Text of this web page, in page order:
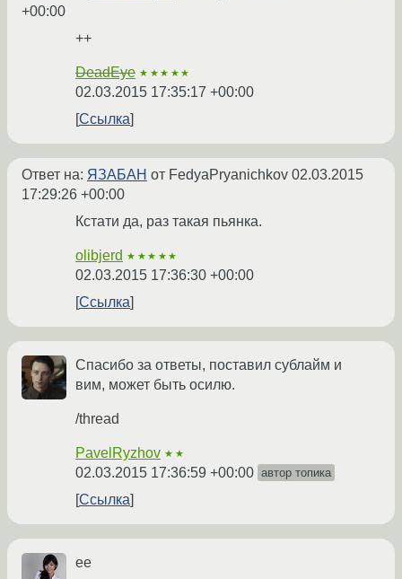
+00:00
++
DeadEye ★★★★★
02.03.2015 17:35:17 +00:00
Ссылка
Ответ на: ЯЗАБАН от FedyaPryanichkov 02.03.2015
17:29:26 +00:00
Кстати да, раз такая пьянка.
olibjerd ★★★★★
02.03.2015 17:36:30 +00:00
Ссылка
Спасибо за ответы, поставил сублайм и
вим, может быть осилю.
/thread
PavelRyzhov ★★
02.03.2015 17:36:59 +00:00 автор топика
Ссылка
ee